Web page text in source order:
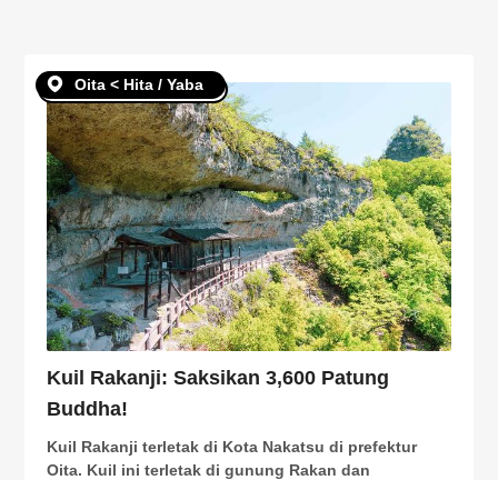
Oita < Hita / Yaba
Kuil Rakanji: Saksikan 3,600 Patung
Buddha!
Kuil Rakanji terletak di Kota Nakatsu di prefektur
Oita. Kuil ini terletak di gunung Rakan dan